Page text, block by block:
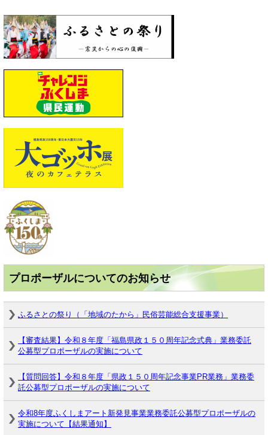
プロポーザルについてのお知らせ
ふるさとの祭り（「地域のたから」民俗芸能総合支援事業）
【審査結果】令和８年度「福島県政１５０周年記念式典」業務委託
公募型プロポーザルの実施について
【質問回答】令和８年度「県政１５０周年記念事業PR業務」業務委
託公募型プロポーザルの実施について
令和8年度ふくしまアート新発見事業業務委託公募型プロポーザルの
実施について【結果通知】